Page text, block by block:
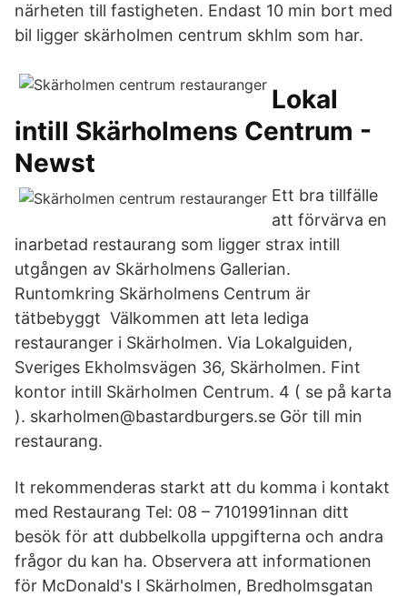
närheten till fastigheten. Endast 10 min bort med
bil ligger skärholmen centrum skhlm som har.
Lokal
intill Skärholmens Centrum -
Newst
Ett bra tillfälle
att förvärva en
inarbetad restaurang som ligger strax intill
utgången av Skärholmens Gallerian.
Runtomkring Skärholmens Centrum är
tätbebyggt Välkommen att leta lediga
restauranger i Skärholmen. Via Lokalguiden,
Sveriges Ekholmsvägen 36, Skärholmen. Fint
kontor intill Skärholmen Centrum. 4 ( se på karta
). skarholmen@bastardburgers.se Gör till min
restaurang.
It rekommenderas starkt att du komma i kontakt
med Restaurang Tel: 08 – 7101991innan ditt
besök för att dubbelkolla uppgifterna och andra
frågor du kan ha. Observera att informationen
för McDonald's I Skärholmen, Bredholmsgatan